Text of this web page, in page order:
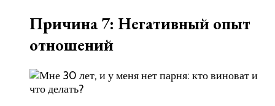
Причина 7: Негативный опыт
отношений